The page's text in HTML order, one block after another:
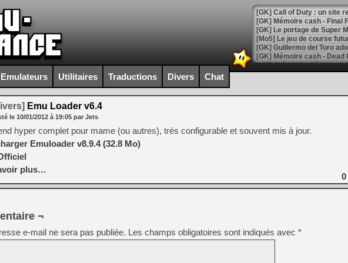
[GK] Le portage de Super
[Mo5] Le jeu de course
[GK] Guillermo del Toro
[LTF] Eté 2026 - Séquence
[GK] Mistfall Hunter :
[GK] Wo Long 2 évolue
[GK] Crossfire : un TPS à
[LS] [PS5] Premiers
[Mo5] DOOM arrive en
[GK] Bethesda fête les 30
[GK] Roblox : l'action en
[GK] Agenda - GeForce
[GK] Devolver Digital en a
[LS] [PS5] ps5-y2jb-
Emulateurs Utilitaires Traductions Divers Chat
Emu Loader v6.4
le 10/01/2012 à 19:05 par Jets
hyper complet pour mame (ou autres), très configurable et souvent mis à jour.
Emuloader v8.9.4 (32.8 Mo)
plus…
0
¬
e-mail ne sera pas publiée. Les champs obligatoires sont indiqués avec *